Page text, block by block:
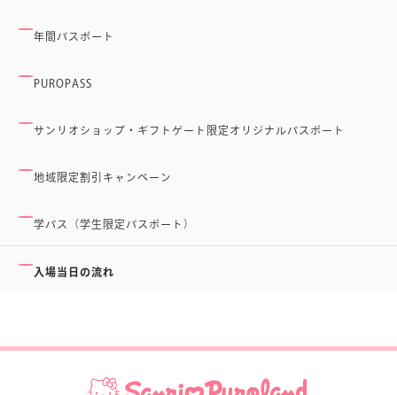
年間パスポート
PUROPASS
サンリオショップ・ギフトゲート限定オリジナルパスポート
地域限定割引キャンペーン
学パス（学生限定パスポート）
入場当日の流れ